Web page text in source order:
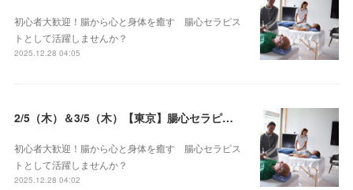
初心者大歓迎！腸から心と身体を癒す 腸心セラピス
トとして活躍しませんか？
2025.12.28 04:05
2/5（木）＆3/5（木）【東京】腸心セラピスト養成コース《２日間コース》開講決定
初心者大歓迎！腸から心と身体を癒す 腸心セラピス
トとして活躍しませんか？
2025.12.28 04:02